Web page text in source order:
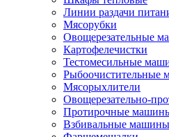
Линии раздачи
Мясорубки
Овощерезательные
Картофелечистки
Тестомесильные
Рыбоочистительные
Мясорыхлители
Овощерезательно-
Протирочные
Взбивальные машины